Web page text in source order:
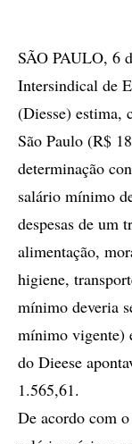
SÃO PAULO, 6
Intersindical de
(Diesse) estima,
São Paulo (R$
determinação
salário mínimo
despesas de um
alimentação,
higiene,
mínimo deveria
mínimo vigente)
do Dieese
1.565,61.
De acordo com